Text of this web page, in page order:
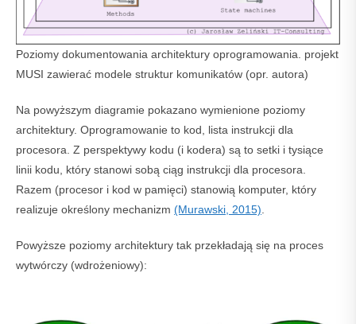
Poziomy dokumentowania architektury oprogramowania. projekt
MUSI zawierać modele struktur komunikatów (opr. autora)
Na powyższym diagramie pokazano wymienione poziomy
architektury. Oprogramowanie to kod, lista instrukcji dla
procesora. Z perspektywy kodu (i kodera) są to setki i tysiące
linii kodu, który stanowi sobą ciąg instrukcji dla procesora.
Razem (procesor i kod w pamięci) stanowią komputer, który
realizuje określony mechanizm (Murawski, 2015).
Powyższe poziomy architektury tak przekładają się na proces
wytwórczy (wdrożeniowy):